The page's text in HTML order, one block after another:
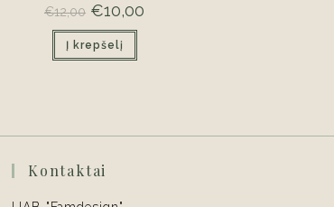
€12,00 Original
price
was:
€12,00.
€10,00
Į krepšelį
Kontaktai